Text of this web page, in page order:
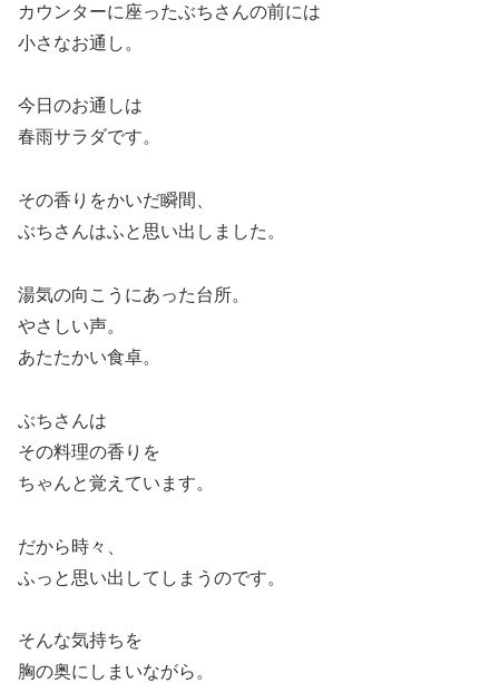
カウンターに座ったぶちさんの前には
小さなお通し。
今日のお通しは
春雨サラダです。
その香りをかいだ瞬間、
ぶちさんはふと思い出しました。
湯気の向こうにあった台所。
やさしい声。
あたたかい食卓。
ぶちさんは
その料理の香りを
ちゃんと覚えています。
だから時々、
ふっと思い出してしまうのです。
そんな気持ちを
胸の奥にしまいながら。